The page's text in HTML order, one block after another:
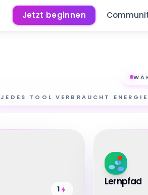
Jetzt beginnen
JEDES TOOL VERBRAUCHT
1
Lernpfad